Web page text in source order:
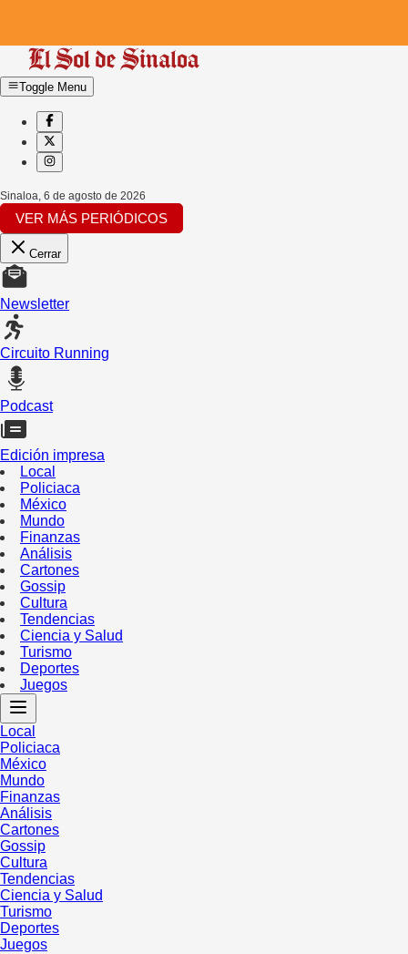
Toggle Menu
Sinaloa, 6 de agosto de 2026
VER MÁS PERIÓDICOS
Cerrar
Newsletter
Circuito Running
Podcast
Edición impresa
Local
Policiaca
México
Mundo
Finanzas
Análisis
Cartones
Gossip
Cultura
Tendencias
Ciencia y Salud
Turismo
Deportes
Juegos
Local
Policiaca
México
Mundo
Finanzas
Análisis
Cartones
Gossip
Cultura
Tendencias
Ciencia y Salud
Turismo
Deportes
Juegos